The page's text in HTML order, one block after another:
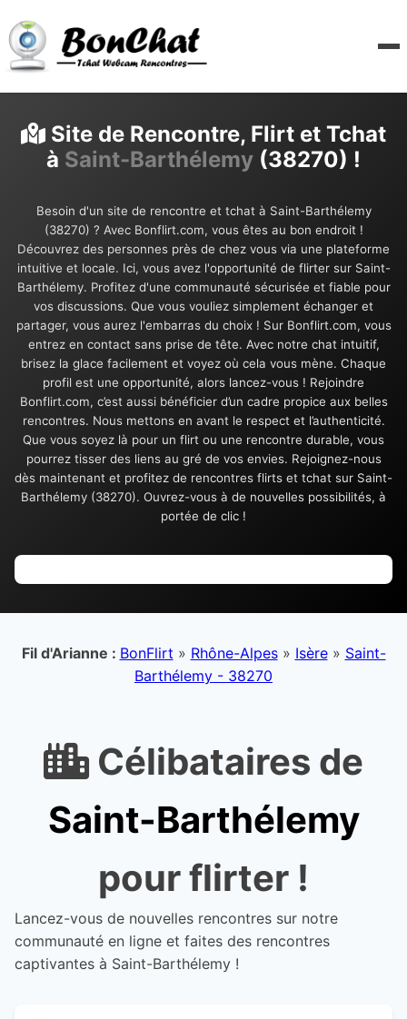
Site de Rencontre, Flirt et Tchat
à Saint-Barthélemy (38270) !
Besoin d'un site de rencontre et tchat à Saint-Barthélemy
(38270) ? Avec Bonflirt.com, vous êtes au bon endroit !
Découvrez des personnes près de chez vous via une plateforme
intuitive et locale. Ici, vous avez l'opportunité de flirter sur Saint-
Barthélemy. Profitez d'une communauté sécurisée et fiable pour
vos discussions. Que vous vouliez simplement échanger et
partager, vous aurez l'embarras du choix ! Sur Bonflirt.com, vous
entrez en contact sans prise de tête. Avec notre chat intuitif,
brisez la glace facilement et voyez où cela vous mène. Chaque
profil est une opportunité, alors lancez-vous ! Rejoindre
Bonflirt.com, c’est aussi bénéficier d’un cadre propice aux belles
rencontres. Nous mettons en avant le respect et l’authenticité.
Que vous soyez là pour un flirt ou une rencontre durable, vous
pourrez tisser des liens au gré de vos envies. Rejoignez-nous
dès maintenant et profitez de rencontres flirts et tchat sur Saint-
Barthélemy (38270). Ouvrez-vous à de nouvelles possibilités, à
portée de clic !
Fil d'Arianne : BonFlirt » Rhône-Alpes» Isère» Saint-
Barthélemy - 38270
Célibataires de
Saint-Barthélemy
pour flirter !
Lancez-vous de nouvelles rencontres sur notre
communauté en ligne et faites des rencontres
captivantes à Saint-Barthélemy !